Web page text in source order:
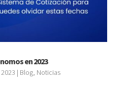
en 2023
| Blog, Noticias